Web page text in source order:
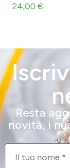
24,00 €
Resta
novità, i